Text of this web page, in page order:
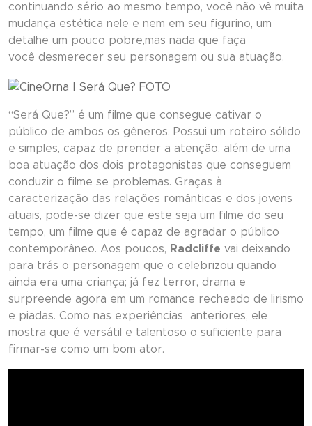
continuando sério ao mesmo tempo, você não vê muita
mudança estética nele e nem em seu figurino, um
detalhe um pouco pobre,mas nada que faça
você desmerecer seu personagem ou sua atuação.
“Será Que?” é um filme que consegue cativar o
público de ambos os gêneros. Possui um roteiro sólido
e simples, capaz de prender a atenção, além de uma
boa atuação dos dois protagonistas que conseguem
conduzir o filme se problemas. Graças à
caracterização das relações românticas e dos jovens
atuais, pode-se dizer que este seja um filme do seu
tempo, um filme que é capaz de agradar o público
contemporâneo. Aos poucos, Radcliffe vai deixando
para trás o personagem que o celebrizou quando
ainda era uma criança; já fez terror, drama e
surpreende agora em um romance recheado de lirismo
e piadas. Como nas experiências anteriores, ele
mostra que é versátil e talentoso o suficiente para
firmar-se como um bom ator.